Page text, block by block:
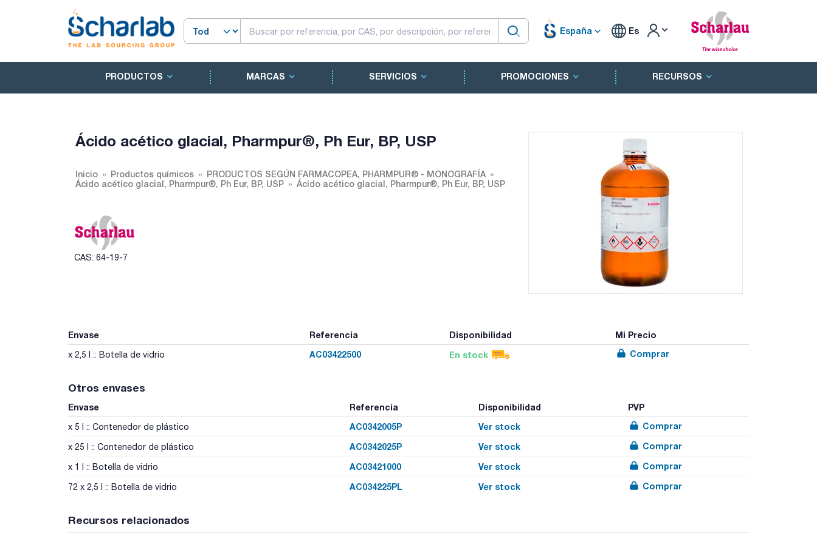
España Es
PRODUCTOS MARCAS SERVICIOS PROMOCIONES RECURSOS
Ácido acético glacial, Pharmpur®, Ph Eur, BP, USP
Inicio Productos químicos
PRODUCTOS SEGÚN FARMACOPEA, PHARMPUR® - MONOGRAFÍA
Ácido acético glacial, Pharmpur®, Ph Eur, BP, USP
Ácido acético glacial, Pharmpur®, Ph Eur, BP, USP
CAS: 64-19-7
Envase Referencia Disponibilidad Mi Precio
x 2,5 l :: Botella de vidrio AC03422500 En stock Comprar
Otros envases
Envase Referencia Disponibilidad PVP
x 5 l :: Contenedor de plástico AC0342005P Ver stock Comprar
x 25 l :: Contenedor de plástico AC0342025P Ver stock Comprar
x 1 l :: Botella de vidrio AC03421000 Ver stock Comprar
72 x 2,5 l :: Botella de vidrio AC034225PL Ver stock Comprar
Recursos relacionados